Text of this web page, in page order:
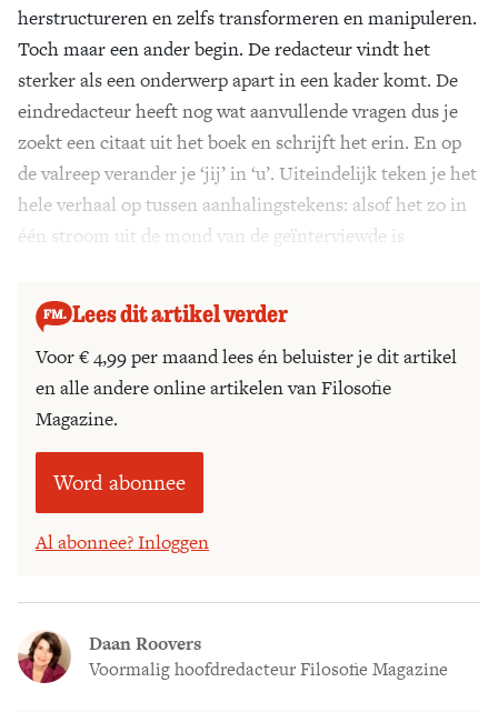
herstructureren en zelfs transformeren en manipuleren.
Toch maar een ander begin. De redacteur vindt het
sterker als een onderwerp apart in een kader komt. De
eindredacteur heeft nog wat aanvullende vragen dus je
zoekt een citaat uit het boek en schrijft het erin. En op
de valreep verander je ‘jij’ in ‘u’. Uiteindelijk teken je het
hele verhaal op tussen aanhalingstekens: alsof het zo in
één stroom uit de mond van de geïnterviewde is
Lees dit artikel verder
Voor € 4,99 per maand lees én beluister je dit artikel
en alle andere online artikelen van Filosofie
Magazine.
Word abonnee
Al abonnee? Inloggen
Daan Roovers
Voormalig hoofdredacteur Filosofie Magazine